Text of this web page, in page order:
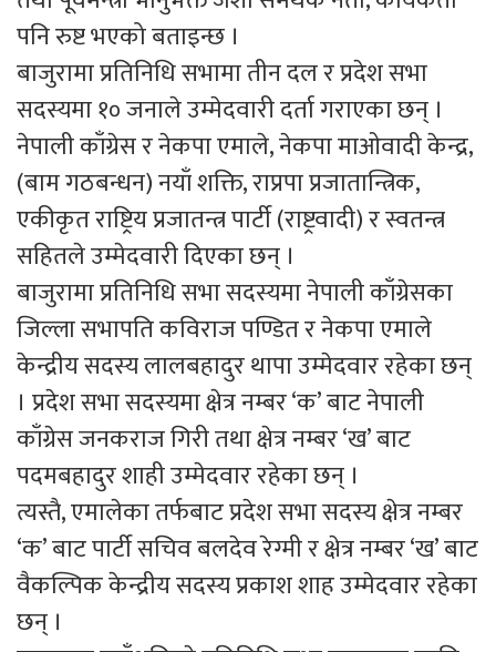
पनि रुष्ट भएको बताइन्छ ।
बाजुरामा प्रतिनिधि सभामा तीन दल र प्रदेश सभा
सदस्यमा १० जनाले उम्मेदवारी दर्ता गराएका छन् ।
नेपाली काँग्रेस र नेकपा एमाले, नेकपा माओवादी केन्द्र,
(बाम गठबन्धन) नयाँ शक्ति, राप्रपा प्रजातान्त्रिक,
एकीकृत राष्ट्रिय प्रजातन्त्र पार्टी (राष्ट्रवादी) र स्वतन्त्र
सहितले उम्मेदवारी दिएका छन् ।
बाजुरामा प्रतिनिधि सभा सदस्यमा नेपाली काँग्रेसका
जिल्ला सभापति कविराज पण्डित र नेकपा एमाले
केन्द्रीय सदस्य लालबहादुर थापा उम्मेदवार रहेका छन्
। प्रदेश सभा सदस्यमा क्षेत्र नम्बर ‘क’ बाट नेपाली
काँग्रेस जनकराज गिरी तथा क्षेत्र नम्बर ‘ख’ बाट
पदमबहादुर शाही उम्मेदवार रहेका छन् ।
त्यस्तै, एमालेका तर्फबाट प्रदेश सभा सदस्य क्षेत्र नम्बर
‘क’ बाट पार्टी सचिव बलदेव रेग्मी र क्षेत्र नम्बर ‘ख’ बाट
वैकल्पिक केन्द्रीय सदस्य प्रकाश शाह उम्मेदवार रहेका
छन् ।